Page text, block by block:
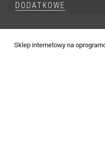
DODATKOWE
Sklep internetowy na